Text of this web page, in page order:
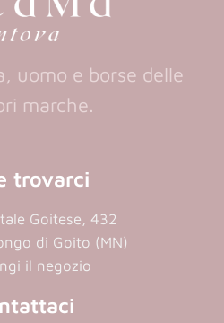
uomo e borse delle
marche.
trovarci
Goitese, 432
di Goito (MN)
il negozio